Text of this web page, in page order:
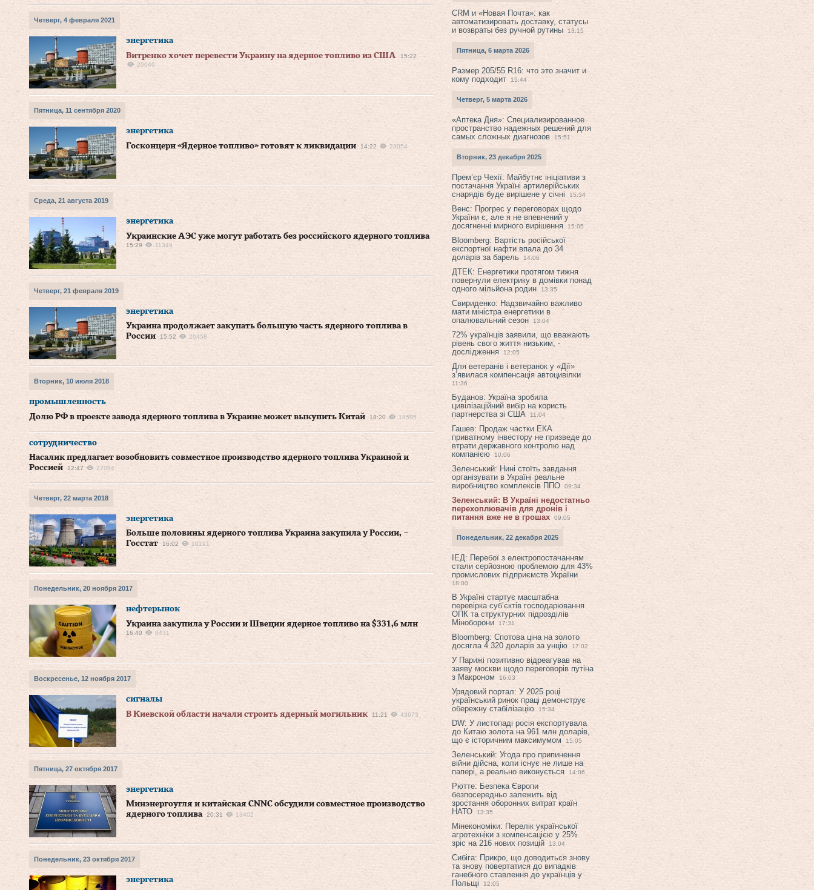
Четверг, 4 февраля 2021
энергетика
Витренко хочет перевести Украину на ядерное топливо из США
15:22
20046
Пятница, 11 сентября 2020
энергетика
Госконцерн «Ядерное топливо» готовят к ликвидации
14:22 23054
Среда, 21 августа 2019
энергетика
Украинские АЭС уже могут работать без российского ядерного топлива
15:29 11349
Четверг, 21 февраля 2019
энергетика
Украина продолжает закупать большую часть ядерного топлива в
России
15:52 20458
Вторник, 10 июля 2018
промышленность
Долю РФ в проекте завода ядерного топлива в Украине может выкупить Китай
18:20 18595
сотрудничество
Насалик предлагает возобновить совместное производство ядерного топлива Украиной и
Россией
12:47 27054
Четверг, 22 марта 2018
энергетика
Больше половины ядерного топлива Украина закупила у России, –
Госстат
16:02 10191
Понедельник, 20 ноября 2017
нефтерынок
Украина закупила у России и Швеции ядерное топливо на $331,6 млн
16:40 8431
Воскресенье, 12 ноября 2017
сигналы
В Киевской области начали строить ядерный могильник
11:21 43673
Пятница, 27 октября 2017
энергетика
Минэнергоугля и китайская CNNC обсудили совместное производство
ядерного топлива
20:31 13402
Понедельник, 23 октября 2017
энергетика
CRM и «Новая Почта»: как
автоматизировать доставку, статусы
и возвраты без ручной рутины
13:15
Пятница, 6 марта 2026
Размер 205/55 R16: что это значит и
кому подходит
15:44
Четверг, 5 марта 2026
«Аптека Дня»: Специализированное
пространство надежных решений для
самых сложных диагнозов
15:51
Вторник, 23 декабря 2025
Прем’єр Чехії: Майбутнє ініціативи з
постачання Україні артилерійських
снарядів буде вирішене у січні
15:34
Венс: Прогрес у переговорах щодо
України є, але я не впевнений у
досягненні мирного вирішення
15:05
Bloomberg: Вартість російської
експортної нафти впала до 34
доларів за барель
14:06
ДТЕК: Енергетики протягом тижня
повернули електрику в домівки понад
одного мільйона родин
13:35
Свириденко: Надзвичайно важливо
мати міністра енергетики в
опалювальний сезон
13:04
72% українців заявили, що вважають
рівень свого життя низьким, -
дослідження
12:05
Для ветеранів і ветеранок у «Дії»
з’явилася компенсація автоцивілки
11:36
Буданов: Україна зробила
цивілізаційний вибір на користь
партнерства зі США
11:04
Гашев: Продаж частки ЕКА
приватному інвестору не призведе до
втрати державного контролю над
компанією
10:06
Зеленський: Нині стоїть завдання
організувати в Україні реальне
виробництво комплексів ППО
09:34
Зеленський: В Україні недостатньо
перехоплювачів для дронів і
питання вже не в грошах
09:05
Понедельник, 22 декабря 2025
ІЕД: Перебої з електропостачанням
стали серйозною проблемою для 43%
промислових підприємств України
18:00
В Україні стартує масштабна
перевірка суб’єктів господарювання
ОПК та структурних підрозділів
Міноборони
17:31
Bloomberg: Спотова ціна на золото
досягла 4 320 доларів за унцію
17:02
У Парижі позитивно відреагував на
заяву москви щодо переговорів путіна
з Макроном
16:03
Урядовий портал: У 2025 році
український ринок праці демонструє
обережну стабілізацію
15:34
DW: У листопаді росія експортувала
до Китаю золота на 961 млн доларів,
що є історичним максимумом
15:05
Зеленський: Угода про припинення
війни дійсна, коли існує не лише на
папері, а реально виконується
14:06
Рютте: Безпека Європи
безпосередньо залежить від
зростання оборонних витрат країн
НАТО
13:35
Мінекономіки: Перелік української
агротехніки з компенсацією у 25%
зріс на 216 нових позицій
13:04
Сибіга: Прикро, що доводиться знову
та знову повертатися до випадків
ганебного ставлення до українців у
Польщі
12:05